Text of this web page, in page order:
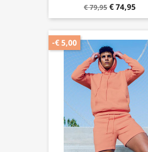
€ 79,95 € 74,95
-€ 5,00